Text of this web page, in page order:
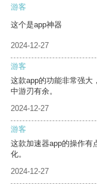
游客
这个是app神器
2024-12-27
游客
这款app的功能非常强大
中游刃有余。
2024-12-27
游客
这款加速器app的操作有
化。
2024-12-27